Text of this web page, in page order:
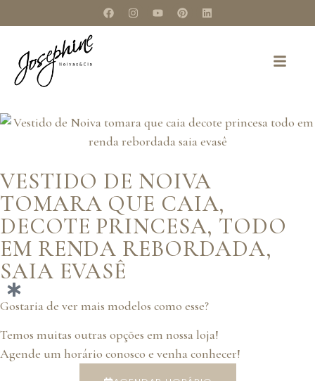
VESTIDO DE NOIVA
TOMARA QUE CAIA,
DECOTE PRINCESA, TODO
EM RENDA REBORDADA,
SAIA EVASÊ
Gostaria de ver mais modelos como esse?
Temos muitas outras opções em nossa loja!
Agende um horário conosco e venha conhecer!